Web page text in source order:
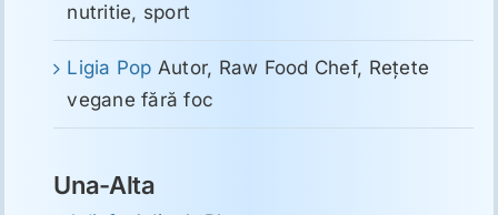
nutritie, sport
Ligia Pop Autor, Raw Food Chef, Reţete
vegane fără foc
Una-Alta